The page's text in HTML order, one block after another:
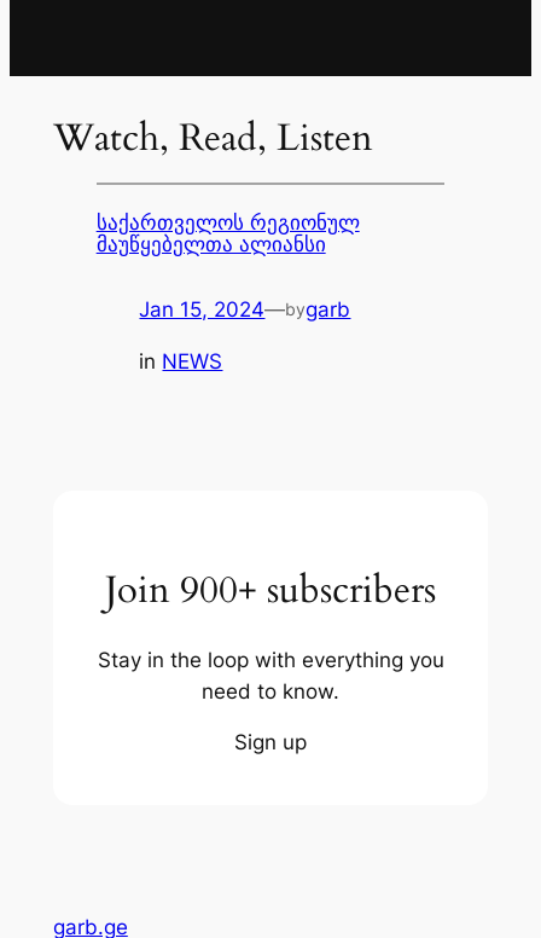
Watch, Read, Listen
საქართველოს რეგიონულ
მაუწყებელთა ალიანსი
Jan 15, 2024—bygarb
in NEWS
Join 900+ subscribers
Stay in the loop with everything you
need to know.
Sign up
garb.ge